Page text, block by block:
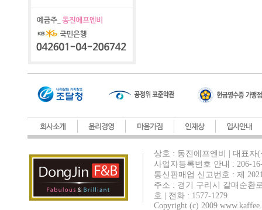
상호 : 동진에프엔비 | 대표
사업자등록번호 안내 : 206-
통신판매업 신고번호 : 제
주소 : 경기 구리시 갈매순환
호 | 전화 : 1577-1279
Copyright (c) 2009